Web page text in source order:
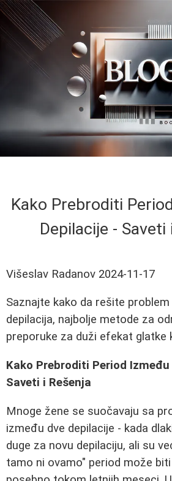
Kako Prebroditi
Depilacije - Saveti
Višeslav Radanov 2024-11-17
Saznajte kako da rešite
depilacija, najbolje metode za
preporuke za duži efekat glatke
Kako Prebroditi Period Između
Saveti i Rešenja
Mnoge žene se suočavaju sa
između dve depilacije - kada
duge za novu depilaciju, ali su
tamo ni ovamo" period može